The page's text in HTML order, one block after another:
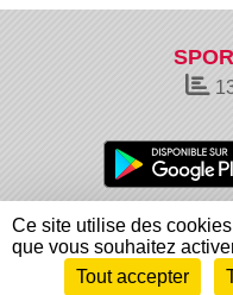
Charte cookies
Informations légales
Envie de participer ?
Ce site utilise des
que vous souhaitez
Tout accepter